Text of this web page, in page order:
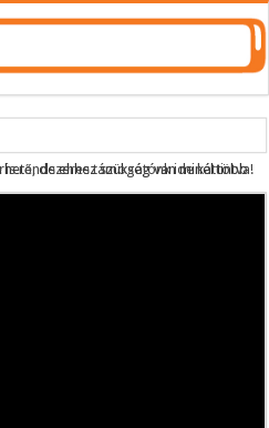
is rendszeres támogatónk ide kattintva!